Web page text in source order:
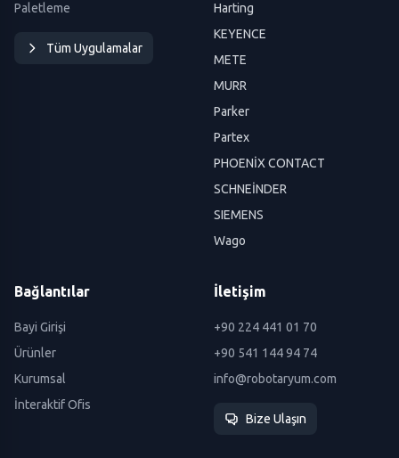
Paletleme
Tüm Uygulamalar
Harting
KEYENCE
METE
MURR
Parker
Partex
PHOENİX CONTACT
SCHNEİNDER
SIEMENS
Wago
Bağlantılar
Bayi Girişi
Ürünler
Kurumsal
İnteraktif Ofis
İletişim
+90 224 441 01 70
+90 541 144 94 74
info@robotaryum.com
Bize Ulaşın